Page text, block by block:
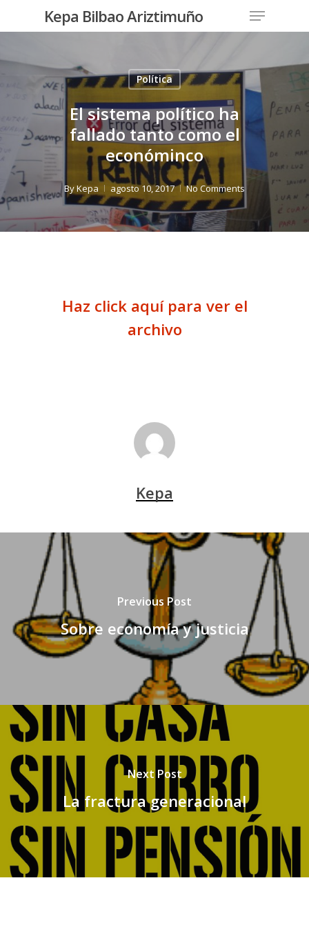
content
Kepa Bilbao Ariztimuño Menu
Política
El sistema político ha
fallado tanto como el
económinco
ByKepa agosto 10, 2017 No Comments
Haz click aquí para ver el
archivo
Kepa
Previous Post
Sobre economía y justicia
Next Post
La fractura generacional